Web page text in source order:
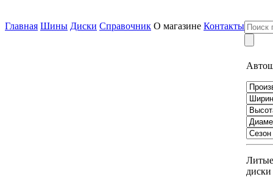
Главная Шины Диски Справочник О магазине Контакты
Литые
диски